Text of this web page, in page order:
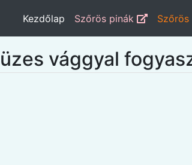
Kezdőlap Szőrös pinák
vággyal